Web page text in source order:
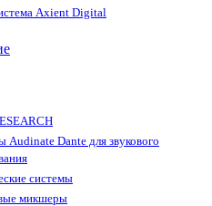
Axient Digital
Audinate Dante для звукового
системы
микшеры